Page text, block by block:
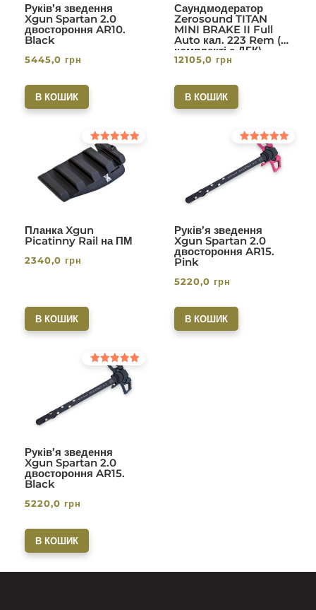
Руків’я зведення
Xgun Spartan 2.0
двостороння AR10.
Black
5445,0 грн
В КОШИК
Саундмодератор
Zerosound TITAN
MINI BRAKE II Full
Auto кал. 223 Rem (в
комплекті с ДГК)
різьба 1/2-28. Вlack
12105,0 грн
В КОШИК
Планка Xgun
Picatinny Rail на ПМ
Оцінено в
5.00
з 5
2340,0 грн
В КОШИК
Руків’я зведення
Xgun Spartan 2.0
двостороння AR15.
Pink
Оцінено в
з 5
5220,0 грн
В КОШИК
Руків’я зведення
Xgun Spartan 2.0
двостороння AR15.
Black
Оцінено в
з 5
5220,0 грн
В КОШИК